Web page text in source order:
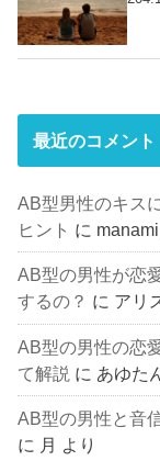
最近のコメント
AB型男性のキス
ヒント に manami
AB型の男性が恋
するの？ に アリ
AB型の男性の恋
て解説 に あゆた
AB型の男性と音
に 月 より